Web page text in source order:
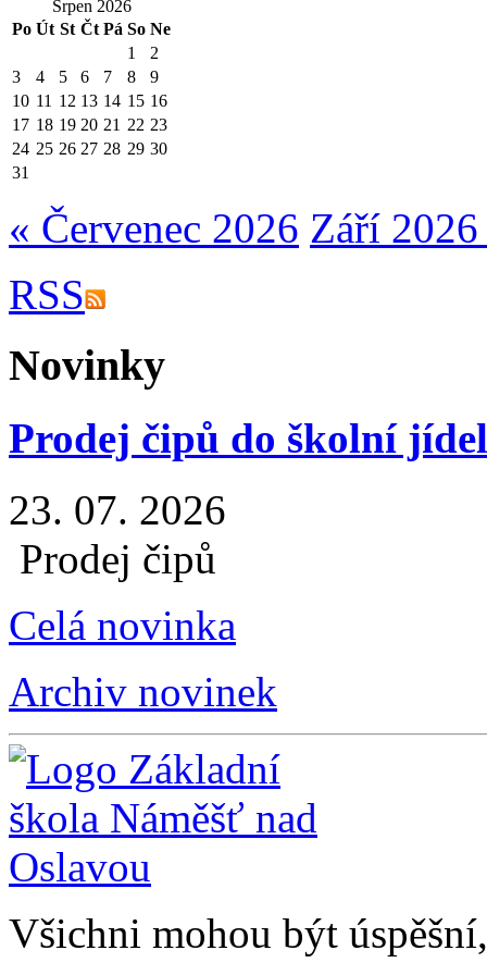
Srpen 2026
Po Út St Čt Pá So Ne
1
2
3
4 5 6 7 8
9
10 11 12 13 14 15 16
17 18 19 20 21 22 23
24 25 26 27 28 29 30
31
« Červenec 2026 Září
RSS
Novinky
Prodej čipů do školní
23. 07. 2026
Prodej čipů
Celá novinka
Archiv novinek
Všichni mohou být